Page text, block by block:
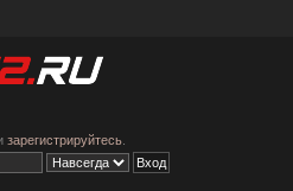
зарегистрируйтесь